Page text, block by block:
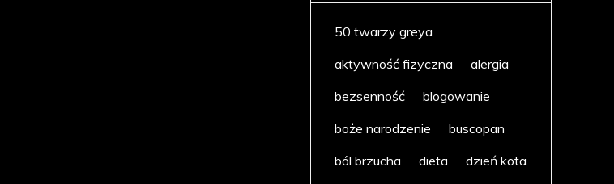
50 twarzy greya
aktywność fizyczna
alergia
bezsenność
blogowanie
boże narodzenie
buscopan
ból brzucha
dieta
dzień kota